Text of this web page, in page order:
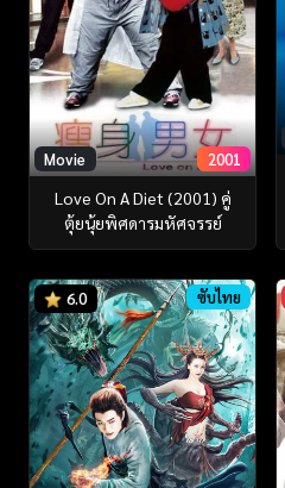
Movie 2001
Love On A Diet (2001) คู่
ตุ้ยนุ้ยพิศดารมหัศจรรย์
6.0 ซับไทย